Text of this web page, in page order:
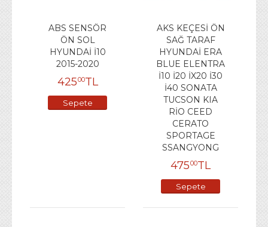
ABS SENSÖR
ÖN SOL
HYUNDAİ İ10
2015-2020
42500TL
Sepete
AKS KEÇESİ ÖN
SAĞ TARAF
HYUNDAİ ERA
BLUE ELENTRA
İ10 İ20 İX20 İ30
İ40 SONATA
TUCSON KIA
RİO CEED
CERATO
SPORTAGE
SSANGYONG
47500TL
Sepete